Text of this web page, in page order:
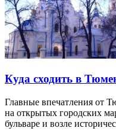
Куда сходить в
Главные впечатления от
на открытых городских
бульваре и возле